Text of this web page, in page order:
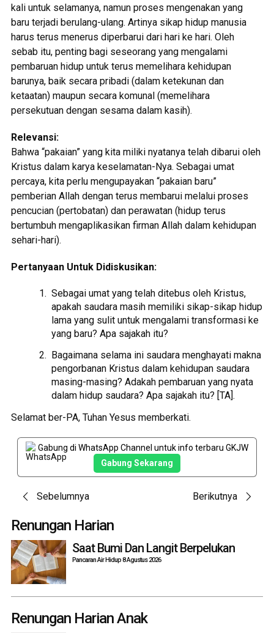
kali untuk selamanya, namun proses mengenakan yang
baru terjadi berulang-ulang. Artinya sikap hidup manusia
harus terus menerus diperbarui dari hari ke hari. Oleh
sebab itu, penting bagi seseorang yang mengalami
pembaruan hidup untuk terus memelihara kehidupan
barunya, baik secara pribadi (dalam ketekunan dan
ketaatan) maupun secara komunal (memelihara
persekutuan dengan sesama dalam kasih).
Relevansi:
Bahwa “pakaian” yang kita miliki nyatanya telah dibarui oleh
Kristus dalam karya keselamatan-Nya. Sebagai umat
percaya, kita perlu mengupayakan “pakaian baru”
pemberian Allah dengan terus membarui melalui proses
pencucian (pertobatan) dan perawatan (hidup terus
bertumbuh mengaplikasikan firman Allah dalam kehidupan
sehari-hari).
Pertanyaan Untuk Didiskusikan:
Sebagai umat yang telah ditebus oleh Kristus,
apakah saudara masih memiliki sikap-sikap hidup
lama yang sulit untuk mengalami transformasi ke
yang baru? Apa sajakah itu?
Bagaimana selama ini saudara menghayati makna
pengorbanan Kristus dalam kehidupan saudara
masing-masing? Adakah pembaruan yang nyata
dalam hidup saudara? Apa sajakah itu? [TA].
Selamat ber-PA, Tuhan Yesus memberkati.
Gabung di WhatsApp Channel untuk info terbaru GKJW
Gabung Sekarang
Post
navigation
Sebelumnya Berikutnya
Renungan Harian
Saat Bumi Dan Langit Berpelukan
Pancaran Air Hidup 8 Agustus 2026
Renungan Harian Anak